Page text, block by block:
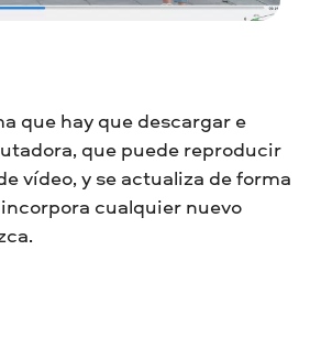
que hay que descargar e
que puede reproducir
vídeo, y se actualiza de forma
cualquier nuevo